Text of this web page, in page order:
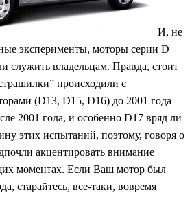
И, не
эксперименты, моторы серии D
служить владельцам. Правда, стоит
происходили с
(D13, D15, D16) до 2001 года
2001 года, и особенно D17 вряд ли
этих испытаний, поэтому, говоря о
акцентировать внимание
моментах. Если Ваш мотор был
старайтесь, все-таки, вовремя